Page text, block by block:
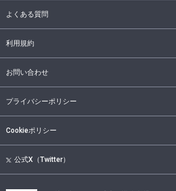
よくある質問
利用規約
お問い合わせ
プライバシーポリシー
Cookieポリシー
公式X（Twitter）